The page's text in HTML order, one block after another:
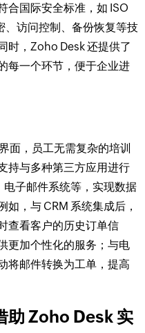
合国际安全标准，如 ISO
、访问控制、备份恢复等技
时，Zoho Desk 还提供了
每一个环节，便于企业进
面，员工无需复杂的培训
持与多种第三方应用进行
电子邮件系统等，实现数据
，与 CRM 系统集成后，
查看客户的历史订单信
更加个性化的服务；与电
将邮件转换为工单，提高
助 Zoho Desk 实